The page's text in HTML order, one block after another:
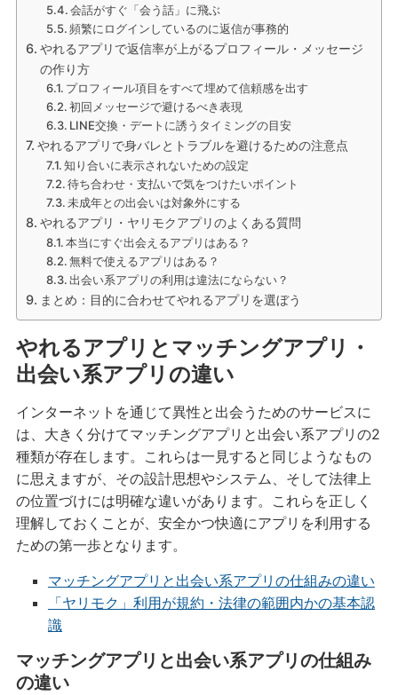
会話がすぐ「会う話」に飛ぶ
頻繁にログインしているのに返信が事務的
やれるアプリで返信率が上がるプロフィール・メッセージ
の作り方
プロフィール項目をすべて埋めて信頼感を出す
初回メッセージで避けるべき表現
LINE交換・デートに誘うタイミングの目安
やれるアプリで身バレとトラブルを避けるための注意点
知り合いに表示されないための設定
待ち合わせ・支払いで気をつけたいポイント
未成年との出会いは対象外にする
やれるアプリ・ヤリモクアプリのよくある質問
本当にすぐ出会えるアプリはある？
無料で使えるアプリはある？
出会い系アプリの利用は違法にならない？
まとめ：目的に合わせてやれるアプリを選ぼう
やれるアプリとマッチングアプリ・
出会い系アプリの違い
インターネットを通じて異性と出会うためのサービスに
は、大きく分けてマッチングアプリと出会い系アプリの2
種類が存在します。これらは一見すると同じようなもの
に思えますが、その設計思想やシステム、そして法律上
の位置づけには明確な違いがあります。これらを正しく
理解しておくことが、安全かつ快適にアプリを利用する
ための第一歩となります。
マッチングアプリと出会い系アプリの仕組みの違い
「ヤリモク」利用が規約・法律の範囲内かの基本認
識
マッチングアプリと出会い系アプリの仕組み
の違い